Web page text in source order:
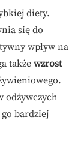
diety.
się do
wpływ na
także wzrost
odżywczych
bardziej